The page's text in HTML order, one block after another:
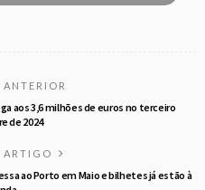
aos 3,6 milhões de euros no terceiro
de 2024
ARTIGO
ao Porto em Maio e bilhetes já estão à